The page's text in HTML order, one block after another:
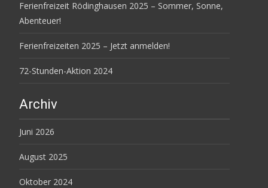
Ferienfreizeit Rödinghausen 2025 – Sommer, Sonne,
Abenteuer!
Ferienfreizeiten 2025 – Jetzt anmelden!
72-Stunden-Aktion 2024
Archiv
Juni 2026
August 2025
Oktober 2024